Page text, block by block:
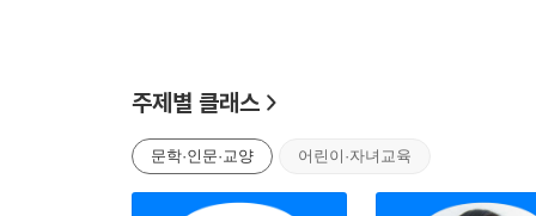
주제별 클래스
문학·인문·교양 어린이·자녀교육